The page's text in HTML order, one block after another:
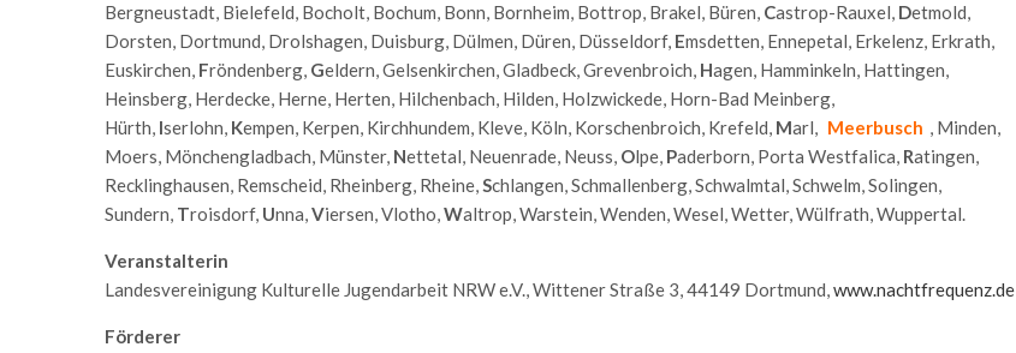
Bergneustadt, Bielefeld, Bocholt, Bochum, Bonn, Bornheim, Bottrop, Brakel, Büren, Castrop-Rauxel, Detmold,
Dorsten, Dortmund, Drolshagen, Duisburg, Dülmen, Düren, Düsseldorf, Emsdetten, Ennepetal, Erkelenz, Erkrath,
Euskirchen, Fröndenberg, Geldern, Gelsenkirchen, Gladbeck, Grevenbroich, Hagen, Hamminkeln, Hattingen,
Heinsberg, Herdecke, Herne, Herten, Hilchenbach, Hilden, Holzwickede, Horn-Bad Meinberg,
Hürth, Iserlohn, Kempen, Kerpen, Kirchhundem, Kleve, Köln, Korschenbroich, Krefeld, Marl, Meerbusch , Minden,
Moers, Mönchengladbach, Münster, Nettetal, Neuenrade, Neuss, Olpe, Paderborn, Porta Westfalica, Ratingen,
Recklinghausen, Remscheid, Rheinberg, Rheine,Schlangen, Schmallenberg, Schwalmtal, Schwelm, Solingen,
Sundern, Troisdorf, Unna,Viersen, Vlotho,Waltrop, Warstein, Wenden, Wesel, Wetter, Wülfrath, Wuppertal.
Veranstalterin
Landesvereinigung Kulturelle Jugendarbeit NRW e.V., Wittener Straße 3, 44149 Dortmund,www.nachtfrequenz.de
Förderer